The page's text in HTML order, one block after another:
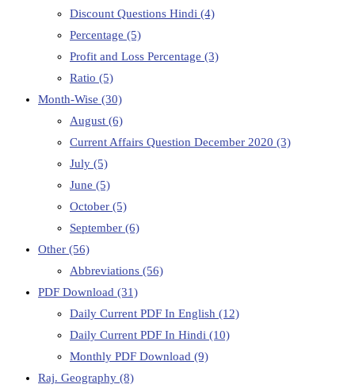
Discount Questions Hindi (4)
Percentage (5)
Profit and Loss Percentage (3)
Ratio (5)
Month-Wise (30)
August (6)
Current Affairs Question December 2020 (3)
July (5)
June (5)
October (5)
September (6)
Other (56)
Abbreviations (56)
PDF Download (31)
Daily Current PDF In English (12)
Daily Current PDF In Hindi (10)
Monthly PDF Download (9)
Raj. Geography (8)